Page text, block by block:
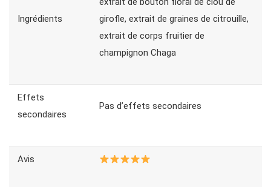
Ingrédients
girofle, extrait de graines de citrouille,
extrait de corps fruitier de
champignon Chaga
Effets
secondaires
Pas d’effets secondaires
Avis